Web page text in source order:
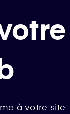
à votre site